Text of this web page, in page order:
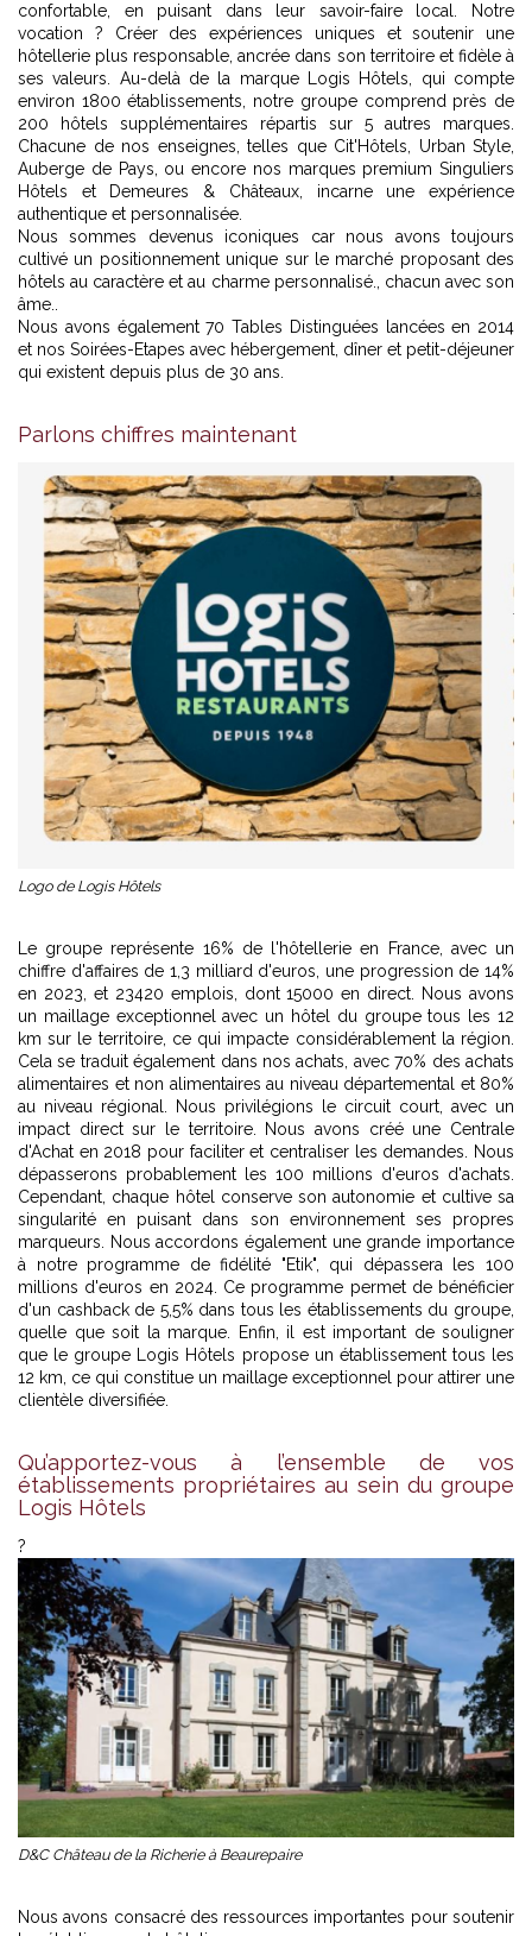
confortable, en puisant dans leur savoir-faire local. Notre
vocation ? Créer des expériences uniques et soutenir une
hôtellerie plus responsable, ancrée dans son territoire et fidèle à
ses valeurs. Au-delà de la marque Logis Hôtels, qui compte
environ 1800 établissements, notre groupe comprend près de
200 hôtels supplémentaires répartis sur 5 autres marques.
Chacune de nos enseignes, telles que Cit'Hôtels, Urban Style,
Auberge de Pays, ou encore nos marques premium Singuliers
Hôtels et Demeures & Châteaux, incarne une expérience
authentique et personnalisée.
Nous sommes devenus iconiques car nous avons toujours
cultivé un positionnement unique sur le marché proposant des
hôtels au caractère et au charme personnalisé., chacun avec son
âme..
Nous avons également 70 Tables Distinguées lancées en 2014
et nos Soirées-Etapes avec hébergement, dîner et petit-déjeuner
qui existent depuis plus de 30 ans.
Parlons chiffres maintenant
Logo de Logis Hôtels
Le groupe représente 16% de l'hôtellerie en France, avec un
chiffre d'affaires de 1,3 milliard d'euros, une progression de 14%
en 2023, et 23420 emplois, dont 15000 en direct. Nous avons
un maillage exceptionnel avec un hôtel du groupe tous les 12
km sur le territoire, ce qui impacte considérablement la région.
Cela se traduit également dans nos achats, avec 70% des achats
alimentaires et non alimentaires au niveau départemental et 80%
au niveau régional. Nous privilégions le circuit court, avec un
impact direct sur le territoire. Nous avons créé une Centrale
d'Achat en 2018 pour faciliter et centraliser les demandes. Nous
dépasserons probablement les 100 millions d'euros d'achats.
Cependant, chaque hôtel conserve son autonomie et cultive sa
singularité en puisant dans son environnement ses propres
marqueurs. Nous accordons également une grande importance
à notre programme de fidélité "Etik", qui dépassera les 100
millions d'euros en 2024. Ce programme permet de bénéficier
d'un cashback de 5,5% dans tous les établissements du groupe,
quelle que soit la marque. Enfin, il est important de souligner
que le groupe Logis Hôtels propose un établissement tous les
12 km, ce qui constitue un maillage exceptionnel pour attirer une
clientèle diversifiée.
Qu’apportez-vous à l’ensemble de vos
établissements propriétaires au sein du groupe
Logis Hôtels
?
D&C Château de la Richerie à Beaurepaire
Nous avons consacré des ressources importantes pour soutenir